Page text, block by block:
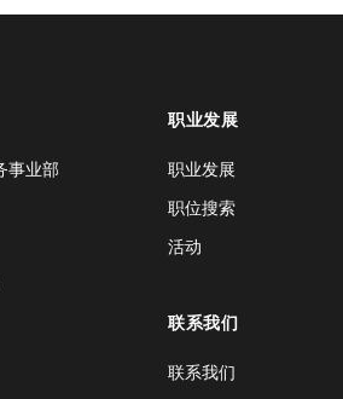
事业部
职业发展
职业发展
职位搜索
活动
联系我们
联系我们